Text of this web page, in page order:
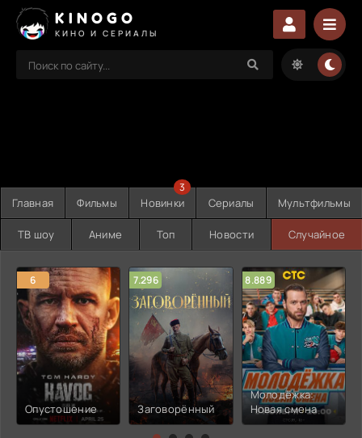
KINOGO
КИНО И СЕРИАЛЫ
Главная Фильмы Новинки
3
Сериалы Мультфильмы
ТВ шоу Аниме Топ Новости Случайное
6
Опустошение
7.296
Заговорённый
8.889
Молодёжка:
Новая смена